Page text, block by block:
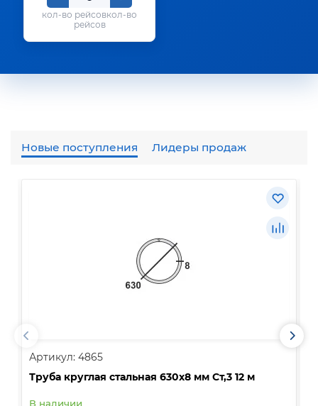
кол-во
рейсов
Новые поступления Лидеры продаж
Артикул: 4865
Труба круглая стальная 630х8 мм Ст,3 12 м
В наличии